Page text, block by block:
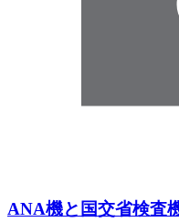
ANA機と国交省検査